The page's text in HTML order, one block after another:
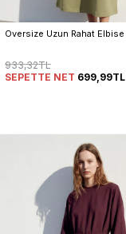
Oversize Uzun Rahat Elbise
933,32TL
SEPETTE NET 699,99TL